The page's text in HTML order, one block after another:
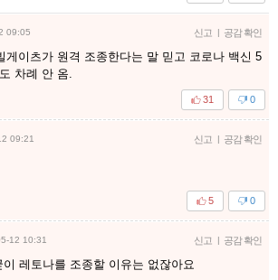
09:05 신고 | 공감 확인
게이츠가 원격 조종한다는 말 믿고 코로나 백신 5
차례 안 옴.
0
31
09:21 신고 | 공감 확인
0
5
12 10:31 신고 | 공감 확인
레토나를 조종할 이유는 없잖아요